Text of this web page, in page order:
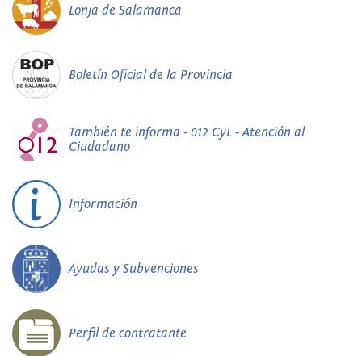
Lonja de Salamanca
Boletín Oficial de la Provincia
También te informa - 012 CyL - Atención al
Ciudadano
Información
Ayudas y Subvenciones
Perfil de contratante